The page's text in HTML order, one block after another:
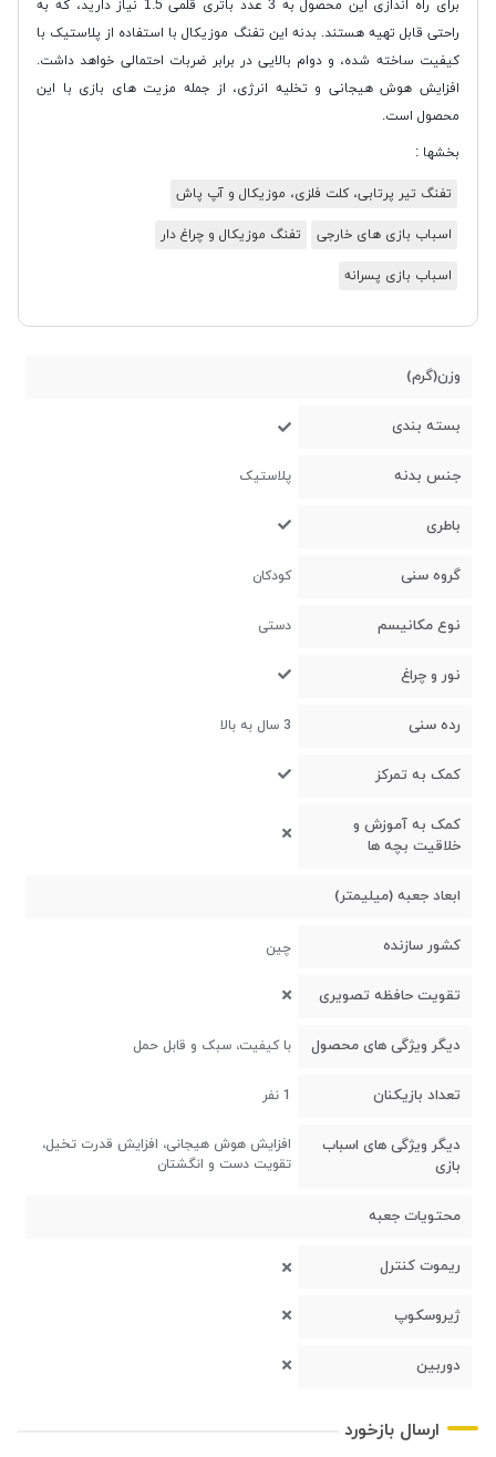
برای راه اندازی این محصول به 3 عدد باتری قلمی 1.5 نیاز دارید، که به
راحتی قابل تهیه هستند. بدنه این تفنگ موزیکال با استفاده از پلاستیک با
کیفیت ساخته شده، و دوام بالایی در برابر ضربات احتمالی خواهد داشت.
افزایش هوش هیجانی و تخلیه انرژی، از جمله مزیت های بازی با این
محصول است.
بخشها :
تفنگ تیر پرتابی، کلت فلزی، موزیکال و آپ پاش
اسباب بازی های خارجی تفنگ موزیکال و چراغ دار
اسباب بازی پسرانه
وزن(گرم)
بسته بندی
جنس بدنه پلاستیک
باطری
گروه سنی کودکان
نوع مکانیسم دستی
نور و چراغ
رده سنی 3 سال به بالا
کمک به تمرکز
کمک به آموزش و
خلاقیت بچه ها
ابعاد جعبه (میلیمتر)
کشور سازنده چین
تقویت حافظه تصویری
دیگر ویژگی های محصول با کیفیت، سبک و قابل حمل
تعداد بازیکنان 1 نفر
دیگر ویژگی های اسباب
بازی
افزایش هوش هیجانی، افزایش قدرت تخیل،
تقویت دست و انگشتان
محتویات جعبه
ریموت کنترل
ژیروسکوپ
دوربین
ارسال بازخورد